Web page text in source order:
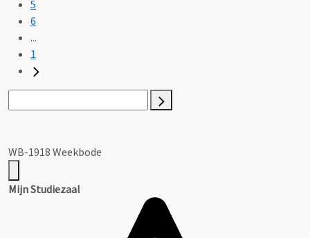
5
6
...
1
WB-1918 Weekbode
Mijn Studiezaal